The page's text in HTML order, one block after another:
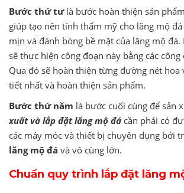
Bước thứ tưlà bước hoàn thiện sản
giúp tạo nên tính thẩm mỹ cho lăng mộ
mịn và đánh bóng bề mặt của lăng mộ đá.
sẽ thực hiện công đoạn này bằng các
Qua đó sẽ hoàn thiện từng đường nét hoa
tiết nhất và hoàn thiện sản phẩm.
Bước thứ năm là bước cuối cùng để sản
xuất và lắp đặt lăng mộ đá cần phải có
các máy móc và thiết bị chuyên dụng bởi
lăng mộ đá và vô cùng lớn.
Chuẩn quy trình lắp đặt lăng